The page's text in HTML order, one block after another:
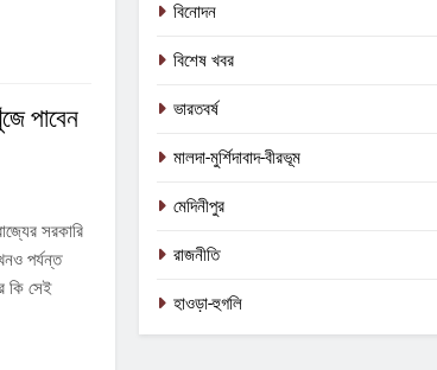
পাবেন
সরকারি
পর্যন্ত
কি সেই
বিনোদন
বিশেষ খবর
ভারতবর্ষ
মালদা-মুর্শিদাবাদ-বীরভূম
মেদিনীপুর
রাজনীতি
হাওড়া-হুগলি